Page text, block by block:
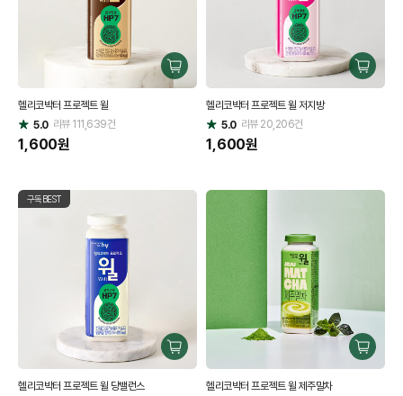
구
매
헬리코박터 프로젝트 윌
별
점
5.0 리뷰111,639건
1,600원
구
매
헬리코박터 프로젝트 윌 저지방
별
점
5.0 리뷰20,206건
1,600원
구독BEST
구
매
헬리코박터 프로젝트 윌 당밸런스
구
매
헬리코박터 프로젝트 윌 제주말차